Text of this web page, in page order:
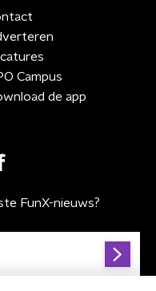
Campus
de app
FunX-nieuws?